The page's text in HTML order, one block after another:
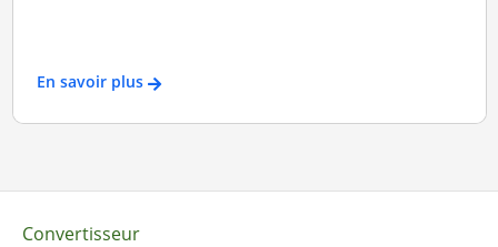
En savoir plus
Convertisseur